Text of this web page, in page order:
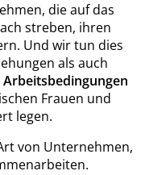
die auf das
streben, ihren
Und wir tun dies
als auch
Arbeitsbedingungen
Frauen und
legen.
von Unternehmen,